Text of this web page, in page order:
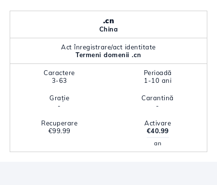
.cn
China
Act înregistrare/act identitate
Termeni domenii .cn
Caractere
3-63
Perioadă
1-10 ani
Grație
-
Carantină
-
Recuperare
€99.99
Activare
€40.99
an